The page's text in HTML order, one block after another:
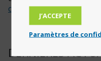
contact@
DERNIÈRES
J’ACCEPTE
Paramètres de